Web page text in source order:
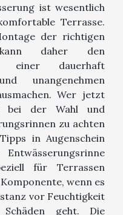
ist wesentlich
Terrasse.
der richtigen
kann daher den
einer dauerhaft
unangenehmen
Wer jetzt
bei der Wahl und
zu achten
in Augenschein
für Terrassen
wenn es
vor Feuchtigkeit
geht. Die